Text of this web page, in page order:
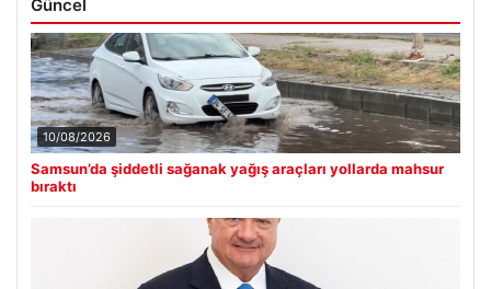
Güncel
10/08/2026
Samsun’da şiddetli sağanak yağış araçları yollarda mahsur
bıraktı